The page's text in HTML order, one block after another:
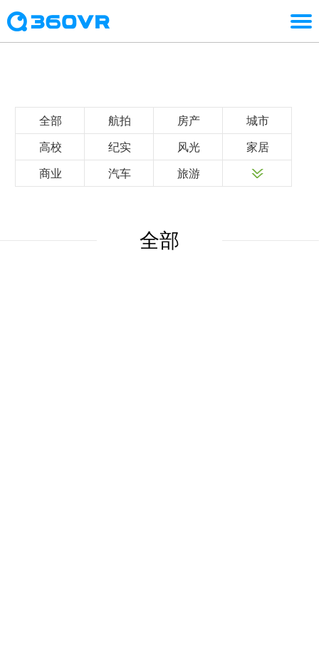
全部 航拍 房产 城市
高校 纪实 风光 家居
商业 汽车 旅游
全部